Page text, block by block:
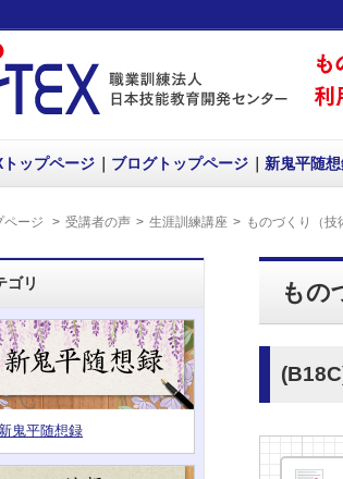
ップページ ブログトップページ 新鬼平随
ページ 受講者の声 生涯訓練講座 ものづくり（技
もの
ゴリ
新鬼平随想録